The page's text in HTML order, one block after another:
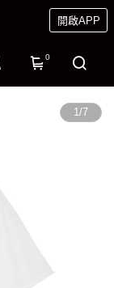
開啟APP
0
1/7